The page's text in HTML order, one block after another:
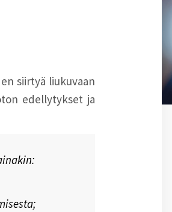
siirtyä liukuvaan
edellytykset ja